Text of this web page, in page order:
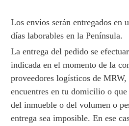
Los envíos serán entregados en
días laborables en la Península.
La entrega del pedido se
indicada en el momento de la
proveedores logísticos de
encuentres en tu domicilio o
del inmueble o del volumen o
entrega sea imposible. En ese